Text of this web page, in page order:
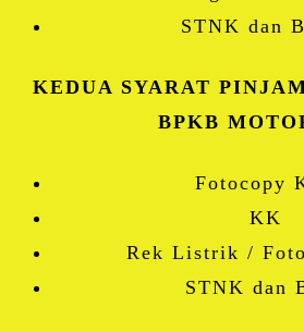
STNK dan
KEDUA SYARAT
BPKB
Fotocopy
KK
Rek Listrik /
STNK dan